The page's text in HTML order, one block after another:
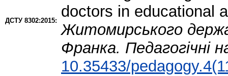
ДСТУ 8302:2015:
doctors in educational
Житомирського
Франка. Педагогічні
10.35433/